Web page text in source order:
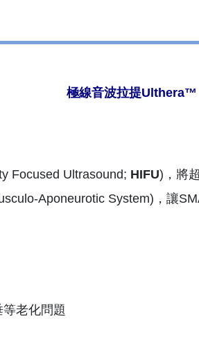
極線音波拉提Ulthera™
Focused Ultrasound; HIFU)，將
Aponeurotic System)，讓
老化問題